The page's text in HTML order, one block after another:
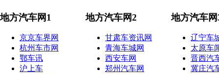
地方汽车网1
京京车界网
杭州车市网
鄂车讯
沪上车
地方汽车网2
甘肃车资讯网
青海车城网
西安车网
郑州汽车网
地方汽车网
辽宁车
太原车
晋西汽
冀庄汽